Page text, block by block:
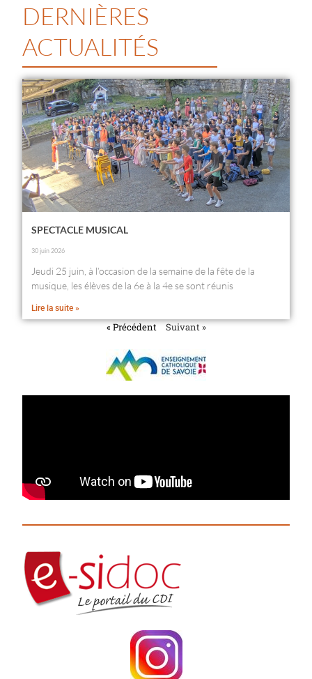
DERNIÈRES
ACTUALITÉS
SPECTACLE MUSICAL
30 juin 2026
Jeudi 25 juin, à l’occasion de la semaine de la fête de la
musique, les élèves de la 6e à la 4e se sont réunis
Lire la suite »
« Précédent Suivant »